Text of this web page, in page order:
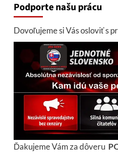
Podporte našu prácu
Dovoľujeme si Vás osloviť s
Ďakujeme Vám za dôveru